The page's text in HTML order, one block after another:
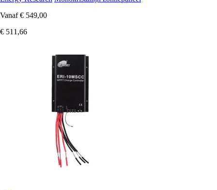
Vanaf € 549,00
€ 511,66